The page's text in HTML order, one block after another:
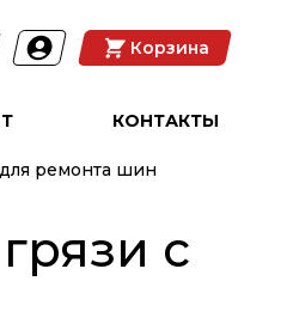
Корзина
КОНТАКТЫ
ремонта шин
с